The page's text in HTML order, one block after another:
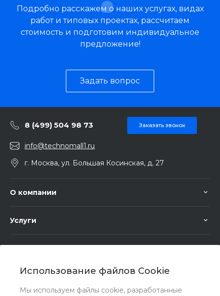
Использование файлов Cookie
Мы используем файлы cookie, разработанные
Подробно расскажем о наших услугах, видах
работ и типовых проектах, рассчитаем
стоимость и подготовим индивидуальное
предложение!
Задать вопрос
8 (499) 504 98 73 Заказать звонок
info@technomall1.ru
г. Москва, ул. Большая Косинская, д. 27
О компании
Услуги